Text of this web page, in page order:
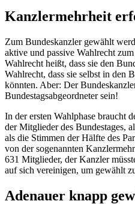
Kanzlermehrheit
Zum Bundeskanzler gewählt
aktive und passive Wahlrecht
Wahlrecht heißt, dass sie den
Wahlrecht, dass sie selbst in den
könnten. Aber: Der
Bundestagsabgeordneter sein!
In der ersten Wahlphase braucht
der Mitglieder des Bundestages,
als die Stimmen der Hälfte des
von der sogenannten
631 Mitglieder, der Kanzler
auf sich vereinigen, um gewählt
Adenauer knapp